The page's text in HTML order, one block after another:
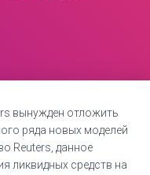
вынужден отложить
ряда новых моделей
Reuters, данное
ликвидных средств на